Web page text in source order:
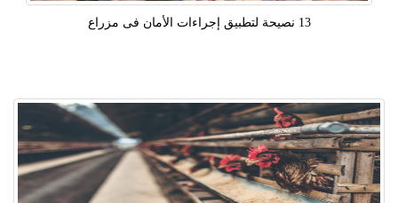
13 نصيحة لتطبيق إجراءات الأمان فى مزراع